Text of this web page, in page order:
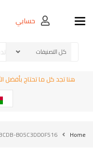
Toggle navigationحسابي
هنا تجد كل ما تحتاج بأفضل
Home
B05C3DD0F516